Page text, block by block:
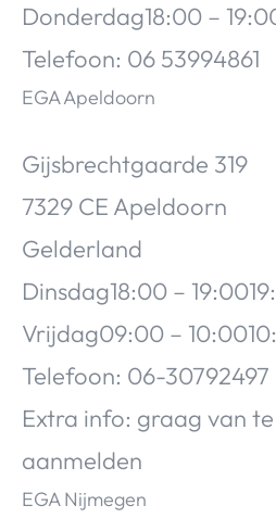
Donderdag18:00 –
Telefoon: 06 53994861
EGA Apeldoorn
Gijsbrechtgaarde 319
7329 CE Apeldoorn
Gelderland
Dinsdag18:00 –
Vrijdag09:00 –
Telefoon: 06-30792497
Extra info: graag van
aanmelden
EGA Nijmegen